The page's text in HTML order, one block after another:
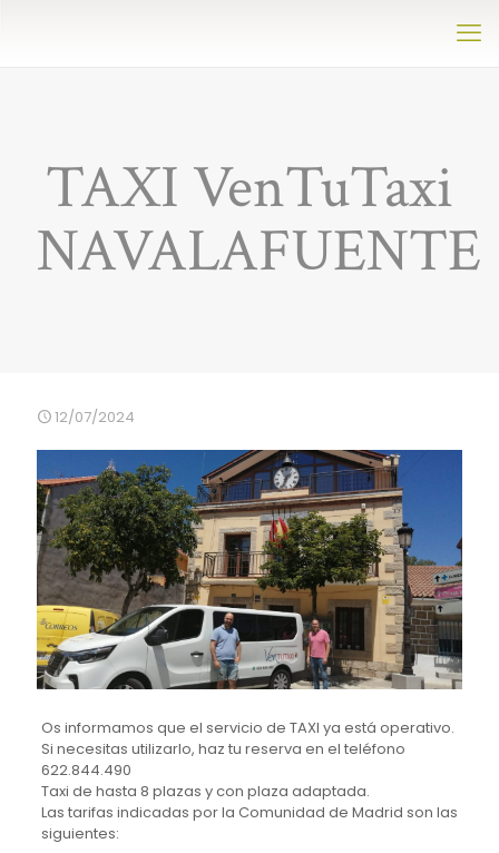
TAXI VenTuTaxi
NAVALAFUENTE
12/07/2024
Os informamos que el servicio de TAXI ya está operativo.
Si necesitas utilizarlo, haz tu reserva en el teléfono
622.844.490
Taxi de hasta 8 plazas y con plaza adaptada.
Las tarifas indicadas por la Comunidad de Madrid son las
siguientes: